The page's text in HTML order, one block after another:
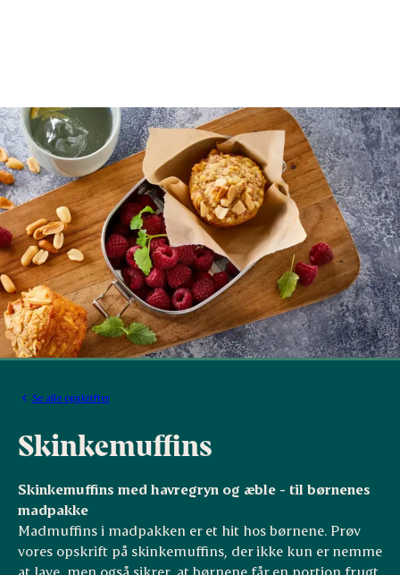
Se alle opskrifter
Skinkemuffins
Skinkemuffins med havregryn og æble - til børnenes
madpakke
Madmuffins i madpakken er et hit hos børnene. Prøv
vores opskrift på skinkemuffins, der ikke kun er nemme
at lave, men også sikrer, at børnene får en portion frugt